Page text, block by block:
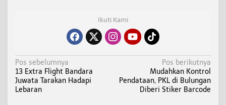
Ikuti Kami
N
a
v
Pos sebelumnya
13 Extra Flight Bandara
Juwata Tarakan Hadapi
Lebaran
Pos berikutnya
Mudahkan Kontrol
Pendataan, PKL di Bulungan
Diberi Stiker Barcode